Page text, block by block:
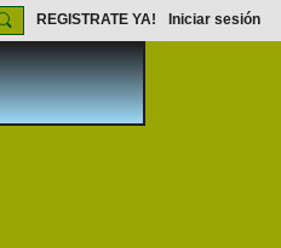
REGISTRATE YA! Iniciar sesión